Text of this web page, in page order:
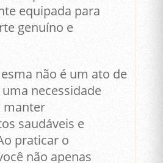
equipada para
genuíno e
não é um ato de
necessidade
manter
saudáveis e
praticar o
não apenas